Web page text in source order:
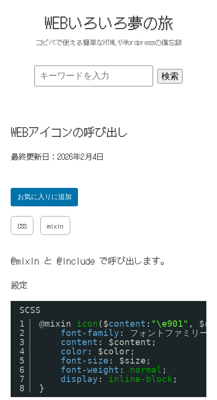
WEBいろいろ夢の旅
コピペで使える簡単なHTMLやWordpressの備忘録
WEBアイコンの呼び出し
最終更新日：2026年2月4日
お気に入りに追加
CSS mixin
@mixin と @include で呼び出します。
設定
SCSS
1
2
3
4
5
6
7
8
@mixin icon($content : "\e901" , $
font-family : フォントファミリー
content : $content;
color: $color;
font-size : $size;
font-weight : normal ;
display : inline-block;
}